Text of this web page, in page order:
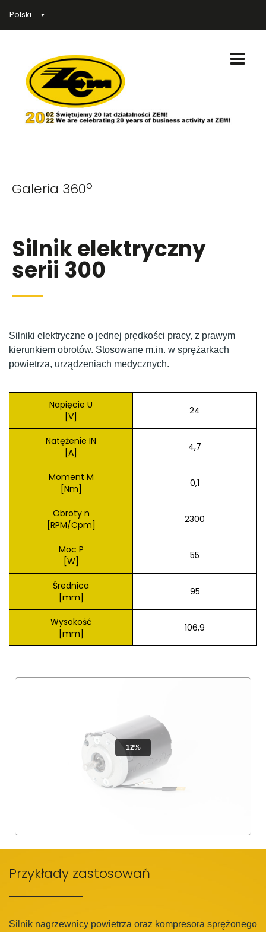
Polski
Galeria 360o
Silnik elektryczny
serii 300
Silniki elektryczne o jednej prędkości pracy, z prawym
kierunkiem obrotów. Stosowane m.in. w sprężarkach
powietrza, urządzeniach medycznych.
Napięcie U
[V]
24
Natężenie IN
[A]
4,7
Moment M
[Nm]
0,1
Obroty n
[RPM/Cpm]
2300
Moc P
[W]
55
Średnica
[mm]
95
Wysokość
[mm]
106,9
12%
Przykłady zastosowań
Silnik nagrzewnicy powietrza oraz kompresora sprężonego